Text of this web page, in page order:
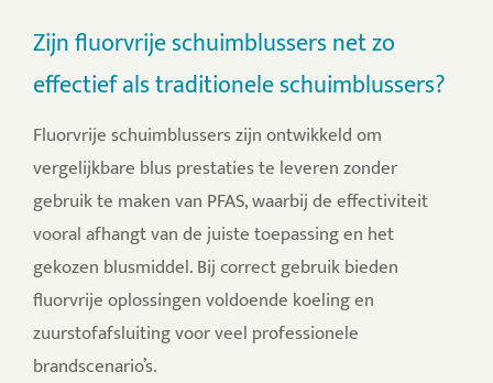
Zijn fluorvrije schuimblussers net zo
effectief als traditionele schuimblussers?
Fluorvrije schuimblussers zijn ontwikkeld om
vergelijkbare blus prestaties te leveren zonder
gebruik te maken van PFAS, waarbij de effectiviteit
vooral afhangt van de juiste toepassing en het
gekozen blusmiddel. Bij correct gebruik bieden
fluorvrije oplossingen voldoende koeling en
zuurstofafsluiting voor veel professionele
brandscenario’s.